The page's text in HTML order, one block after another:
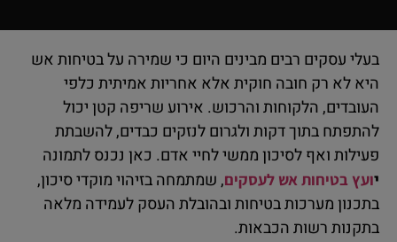
בעלי עסקים רבים מבינים היום כי שמירה על בטיחות אש
היא לא רק חובה חוקית אלא אחריות אמיתית כלפי
העובדים, הלקוחות והרכוש. אירוע שריפה קטן יכול
להתפתח בתוך דקות ולגרום לנזקים כבדים, להשבתת
פעילות ואף לסיכון ממשי לחיי אדם. כאן נכנס לתמונה
יועץ בטיחות אש לעסקים, שמתמחה בזיהוי מוקדי סיכון,
בתכנון מערכות בטיחות ובהובלת העסק לעמידה מלאה
בתקנות רשות הכבאות.